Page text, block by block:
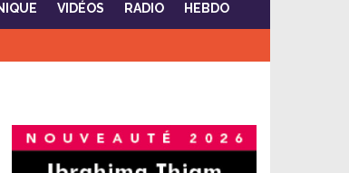
VIDÉOS RADIO HEBDO